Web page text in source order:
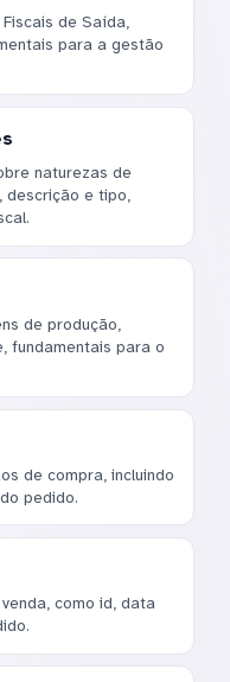
de Saída,
para a gestão
naturezas de
descrição e tipo,
de produção,
fundamentais para o
de compra, incluindo
pedido.
como id, data